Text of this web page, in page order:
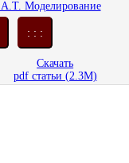
Моделирование
купола // Изв. РАН.
: : :
Скачать
pdf статьи (2.3M)